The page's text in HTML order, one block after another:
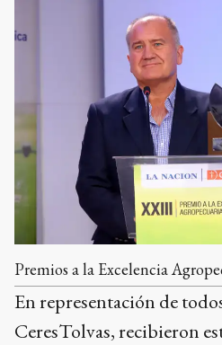
Premios a la Excelencia
En representación de
CeresTolvas, recibieron